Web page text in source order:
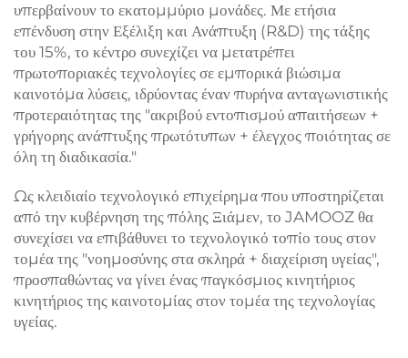
υπερβαίνουν το εκατομμύριο μονάδες. Με ετήσια
επένδυση στην Εξέλιξη και Ανάπτυξη (R&D) της τάξης
του 15%, το κέντρο συνεχίζει να μετατρέπει
πρωτοποριακές τεχνολογίες σε εμπορικά βιώσιμα
καινοτόμα λύσεις, ιδρύοντας έναν πυρήνα ανταγωνιστικής
προτεραιότητας της "ακριβού εντοπισμού απαιτήσεων +
γρήγορης ανάπτυξης πρωτότυπων + έλεγχος ποιότητας σε
όλη τη διαδικασία."
Ως κλειδιαίο τεχνολογικό επιχείρημα που υποστηρίζεται
από την κυβέρνηση της πόλης Ξιάμεν, το JAMOOZ θα
συνεχίσει να επιβάθυνει το τεχνολογικό τοπίο τους στον
τομέα της "νοημοσύνης στα σκληρά + διαχείριση υγείας",
προσπαθώντας να γίνει ένας παγκόσμιος κινητήριος
κινητήριος της καινοτομίας στον τομέα της τεχνολογίας
υγείας.